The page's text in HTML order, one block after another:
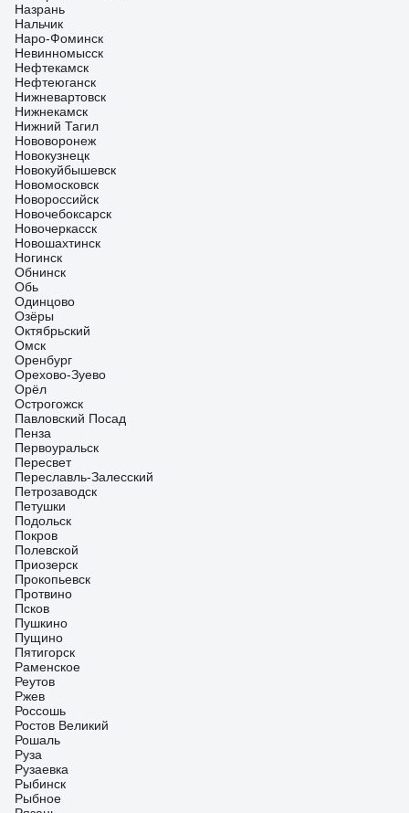
Назрань
Нальчик
Наро-Фоминск
Невинномысск
Нефтекамск
Нефтеюганск
Нижневартовск
Нижнекамск
Нижний Тагил
Нововоронеж
Новокузнецк
Новокуйбышевск
Новомосковск
Новороссийск
Новочебоксарск
Новочеркасск
Новошахтинск
Ногинск
Обнинск
Обь
Одинцово
Озёры
Октябрьский
Омск
Оренбург
Орехово-Зуево
Орёл
Острогожск
Павловский Посад
Пенза
Первоуральск
Пересвет
Переславль-Залесский
Петрозаводск
Петушки
Подольск
Покров
Полевской
Приозерск
Прокопьевск
Протвино
Псков
Пушкино
Пущино
Пятигорск
Раменское
Реутов
Ржев
Россошь
Ростов Великий
Рошаль
Руза
Рузаевка
Рыбинск
Рыбное